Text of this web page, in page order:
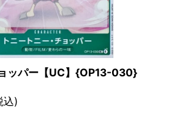
ッパー【UC】{OP13-030}
込)